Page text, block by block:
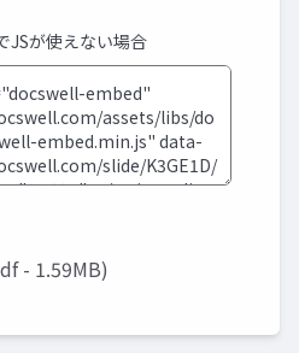
JSが使えない場合
- 1.59MB)